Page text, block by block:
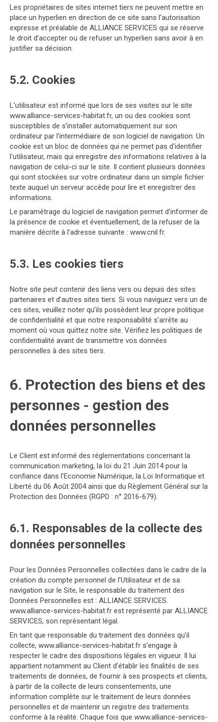
Les propriétaires de sites internet tiers ne peuvent mettre en
place un hyperlien en direction de ce site sans l'autorisation
expresse et préalable de ALLIANCE SERVICES qui se réserve
le droit d’accepter ou de refuser un hyperlien sans avoir à en
justifier sa décision.
5.2. Cookies
L’utilisateur est informé que lors de ses visites sur le site
www.alliance-services-habitat.fr, un ou des cookies sont
susceptibles de s’installer automatiquement sur son
ordinateur par l'intermédiaire de son logiciel de navigation. Un
cookie est un bloc de données qui ne permet pas d'identifier
l'utilisateur, mais qui enregistre des informations relatives à la
navigation de celui-ci sur le site. Il contient plusieurs données
qui sont stockées sur votre ordinateur dans un simple fichier
texte auquel un serveur accède pour lire et enregistrer des
informations.
Le paramétrage du logiciel de navigation permet d’informer de
la présence de cookie et éventuellement, de la refuser de la
manière décrite à l’adresse suivante : www.cnil.fr.
5.3. Les cookies tiers
Notre site peut contenir des liens vers ou depuis des sites
partenaires et d’autres sites tiers. Si vous naviguez vers un de
ces sites, veuillez noter qu’ils possèdent leur propre politique
de confidentialité et que notre responsabilité s’arrête au
moment où vous quittez notre site. Vérifiez les politiques de
confidentialité avant de transmettre vos données
personnelles à des sites tiers.
6. Protection des biens et des
personnes - gestion des
données personnelles
Le Client est informé des réglementations concernant la
communication marketing, la loi du 21 Juin 2014 pour la
confiance dans l’Economie Numérique, la Loi Informatique et
Liberté du 06 Août 2004 ainsi que du Règlement Général sur la
Protection des Données (RGPD : n° 2016-679).
6.1. Responsables de la collecte des
données personnelles
Pour les Données Personnelles collectées dans le cadre de la
création du compte personnel de l’Utilisateur et de sa
navigation sur le Site, le responsable du traitement des
Données Personnelles est : ALLIANCE SERVICES.
www.alliance-services-habitat.fr est représenté par ALLIANCE
SERVICES, son représentant légal.
En tant que responsable du traitement des données qu’il
collecte, www.alliance-services-habitat.fr s’engage à
respecter le cadre des dispositions légales en vigueur. Il lui
appartient notamment au Client d’établir les finalités de ses
traitements de données, de fournir à ses prospects et clients,
à partir de la collecte de leurs consentements, une
information complète sur le traitement de leurs données
personnelles et de maintenir un registre des traitements
conforme à la réalité. Chaque fois que www.alliance-services-